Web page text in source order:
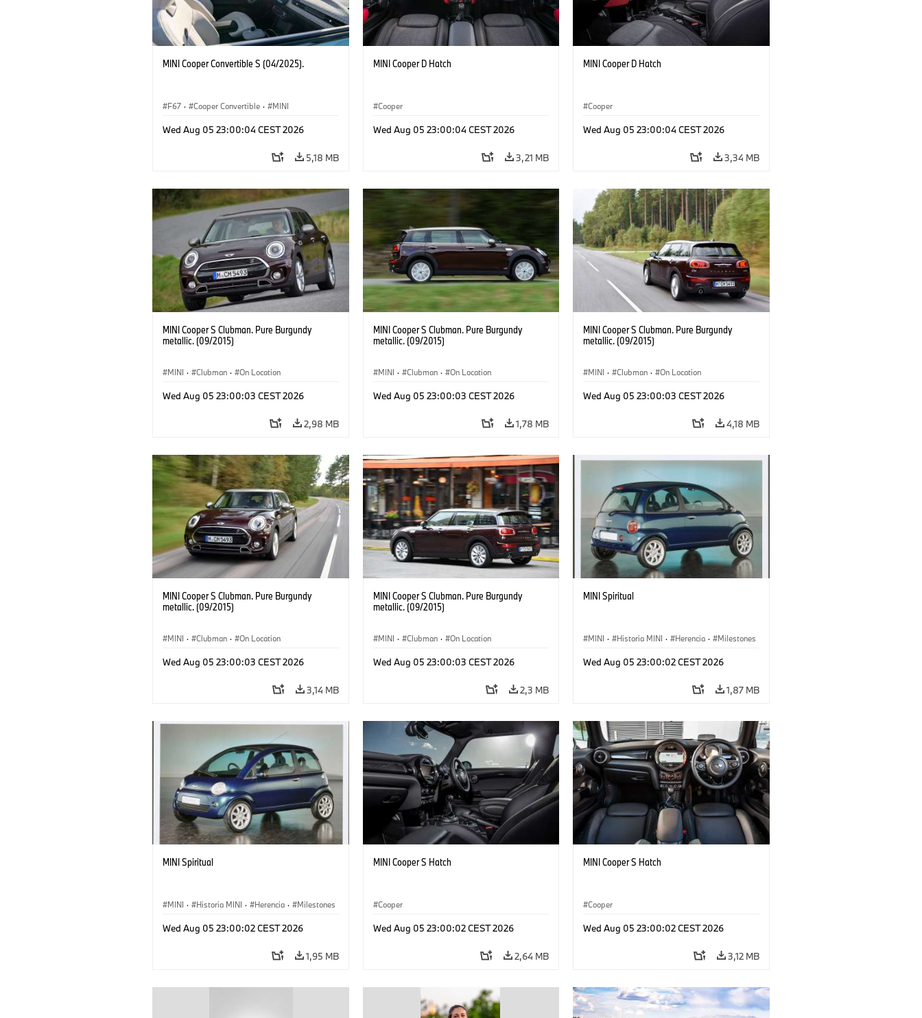
MINI Cooper Convertible S (04/2025).
F67 · Cooper Convertible · MINI
Wed Aug 05 23:00:04 CEST 2026
5,18 MB
MINI Cooper D Hatch
Cooper
Wed Aug 05 23:00:04 CEST 2026
3,21 MB
MINI Cooper D Hatch
Cooper
Wed Aug 05 23:00:04 CEST 2026
3,34 MB
MINI Cooper S Clubman. Pure Burgundy
metallic. (09/2015)
MINI · Clubman · On Location
Wed Aug 05 23:00:03 CEST 2026
2,98 MB
MINI Cooper S Clubman. Pure Burgundy
metallic. (09/2015)
MINI · Clubman · On Location
Wed Aug 05 23:00:03 CEST 2026
1,78 MB
MINI Cooper S Clubman. Pure Burgundy
metallic. (09/2015)
MINI · Clubman · On Location
Wed Aug 05 23:00:03 CEST 2026
4,18 MB
MINI Cooper S Clubman. Pure Burgundy
metallic. (09/2015)
MINI · Clubman · On Location
Wed Aug 05 23:00:03 CEST 2026
3,14 MB
MINI Cooper S Clubman. Pure Burgundy
metallic. (09/2015)
MINI · Clubman · On Location
Wed Aug 05 23:00:03 CEST 2026
2,3 MB
MINI Spiritual
MINI · Historia MINI · Herencia · Milestones
Wed Aug 05 23:00:02 CEST 2026
1,87 MB
MINI Spiritual
MINI · Historia MINI · Herencia · Milestones
Wed Aug 05 23:00:02 CEST 2026
1,95 MB
MINI Cooper S Hatch
Cooper
Wed Aug 05 23:00:02 CEST 2026
2,64 MB
MINI Cooper S Hatch
Cooper
Wed Aug 05 23:00:02 CEST 2026
3,12 MB